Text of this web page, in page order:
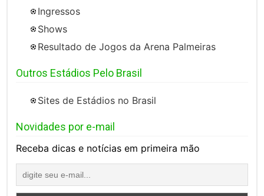
Ingressos
Shows
Resultado de Jogos da Arena Palmeiras
Outros Estádios Pelo Brasil
Sites de Estádios no Brasil
Novidades por e-mail
Receba dicas e notícias em primeira mão